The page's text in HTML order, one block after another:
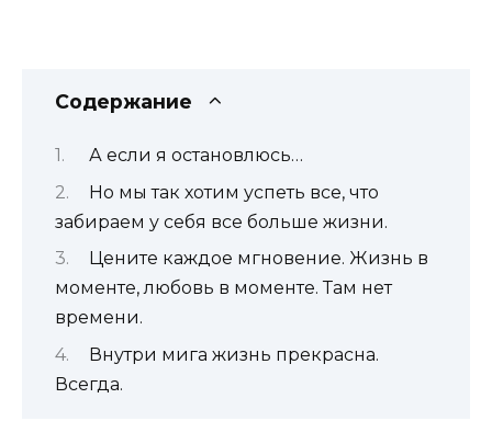
Содержание
А если я остановлюсь…
Но мы так хотим успеть все, что
забираем у себя все больше жизни.
Цените каждое мгновение. Жизнь в
моменте, любовь в моменте. Там нет
времени.
Внутри мига жизнь прекрасна.
Всегда.